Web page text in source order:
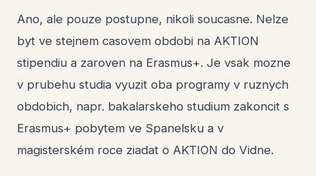
Ano, ale pouze postupne, nikoli soucasne. Nelze
byt ve stejnem casovem obdobi na AKTION
stipendiu a zaroven na Erasmus+. Je vsak mozne
v prubehu studia vyuzit oba programy v ruznych
obdobich, napr. bakalarskeho studium zakoncit s
Erasmus+ pobytem ve Spanelsku a v
magisterském roce ziadat o AKTION do Vidne.